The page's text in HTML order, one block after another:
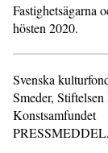
Fastighetsägarna
hösten 2020.
Svenska
Smeder,
Konstsamfundet